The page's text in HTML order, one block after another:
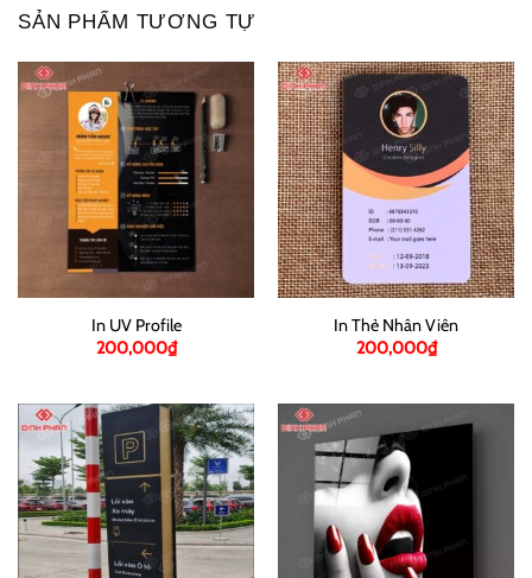
SẢN PHẨM TƯƠNG TỰ
In UV Profile
200,000₫
In Thẻ Nhân Viên
200,000₫